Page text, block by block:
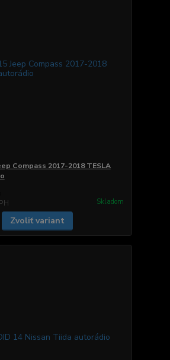
Compass 2017-2018 TESLA
Skladom
Zvoliť variant